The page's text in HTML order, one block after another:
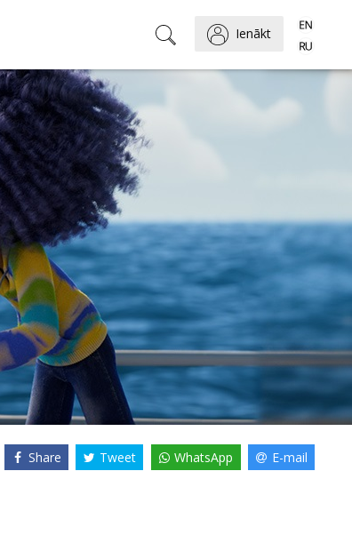
Ienākt
Share Tweet WhatsApp E-mail